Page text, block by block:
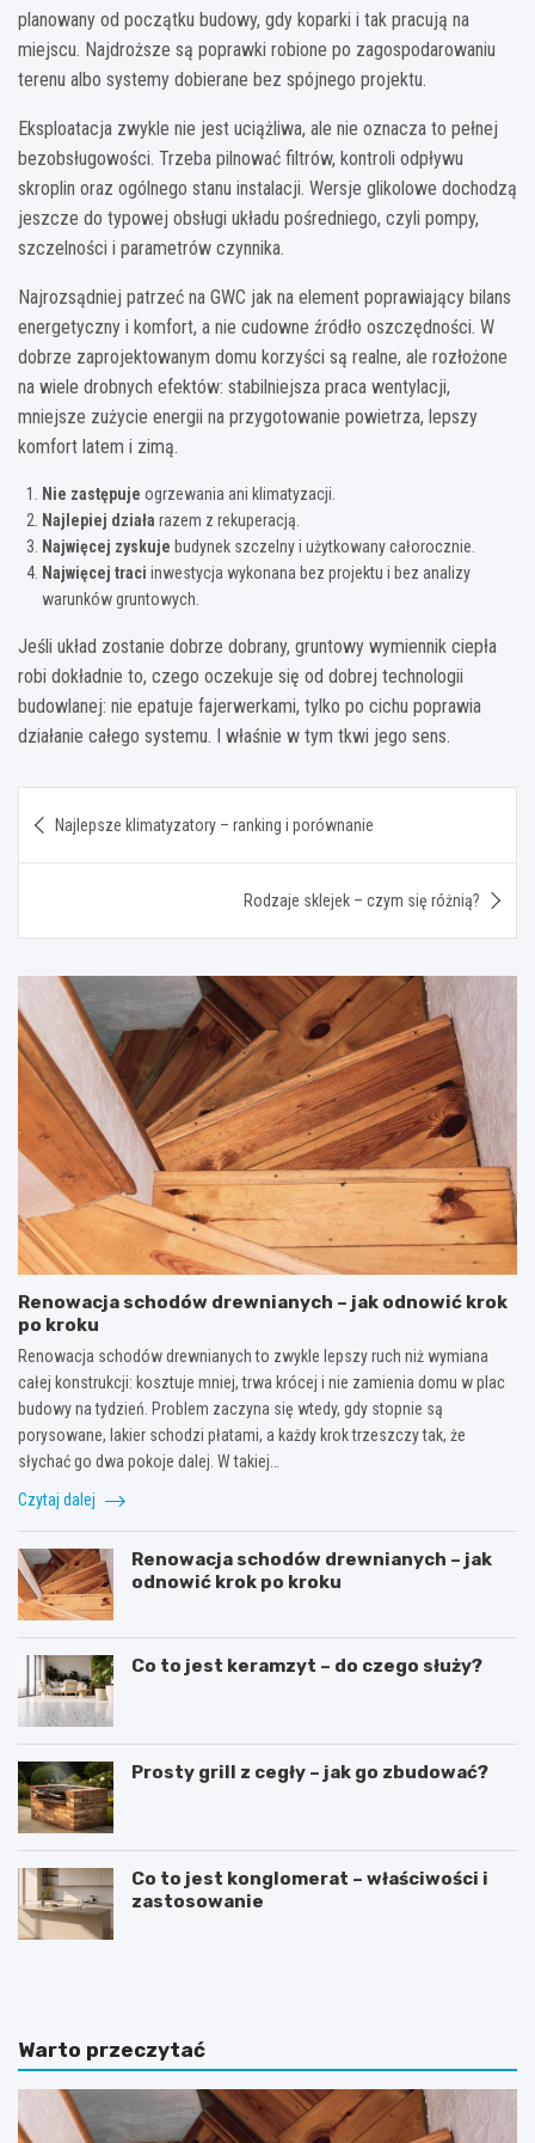
planowany od początku budowy, gdy koparki i tak pracują na
miejscu. Najdroższe są poprawki robione po zagospodarowaniu
terenu albo systemy dobierane bez spójnego projektu.
Eksploatacja zwykle nie jest uciążliwa, ale nie oznacza to pełnej
bezobsługowości. Trzeba pilnować filtrów, kontroli odpływu
skroplin oraz ogólnego stanu instalacji. Wersje glikolowe dochodzą
jeszcze do typowej obsługi układu pośredniego, czyli pompy,
szczelności i parametrów czynnika.
Najrozsądniej patrzeć na GWC jak na element poprawiający bilans
energetyczny i komfort, a nie cudowne źródło oszczędności. W
dobrze zaprojektowanym domu korzyści są realne, ale rozłożone
na wiele drobnych efektów: stabilniejsza praca wentylacji,
mniejsze zużycie energii na przygotowanie powietrza, lepszy
komfort latem i zimą.
Nie zastępuje ogrzewania ani klimatyzacji.
Najlepiej działa razem z rekuperacją.
Najwięcej zyskuje budynek szczelny i użytkowany całorocznie.
Najwięcej traci inwestycja wykonana bez projektu i bez analizy
warunków gruntowych.
Jeśli układ zostanie dobrze dobrany, gruntowy wymiennik ciepła
robi dokładnie to, czego oczekuje się od dobrej technologii
budowlanej: nie epatuje fajerwerkami, tylko po cichu poprawia
działanie całego systemu. I właśnie w tym tkwi jego sens.
wpisu
Najlepsze klimatyzatory – ranking i porównanie
Rodzaje sklejek – czym się różnią?
Renowacja schodów drewnianych – jak odnowić krok
po kroku
Renowacja schodów drewnianych to zwykle lepszy ruch niż wymiana
całej konstrukcji: kosztuje mniej, trwa krócej i nie zamienia domu w plac
budowy na tydzień. Problem zaczyna się wtedy, gdy stopnie są
porysowane, lakier schodzi płatami, a każdy krok trzeszczy tak, że
słychać go dwa pokoje dalej. W takiej…
Czytaj dalej
Renowacja schodów drewnianych – jak
odnowić krok po kroku
Co to jest keramzyt – do czego służy?
Prosty grill z cegły – jak go zbudować?
Co to jest konglomerat – właściwości i
zastosowanie
D
t
y
l
u
S
l
n
i
a
Warto przeczytać